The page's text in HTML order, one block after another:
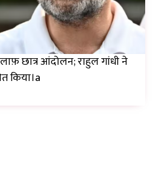
छात्र आंदोलन; राहुल गांधी ने
किया।a